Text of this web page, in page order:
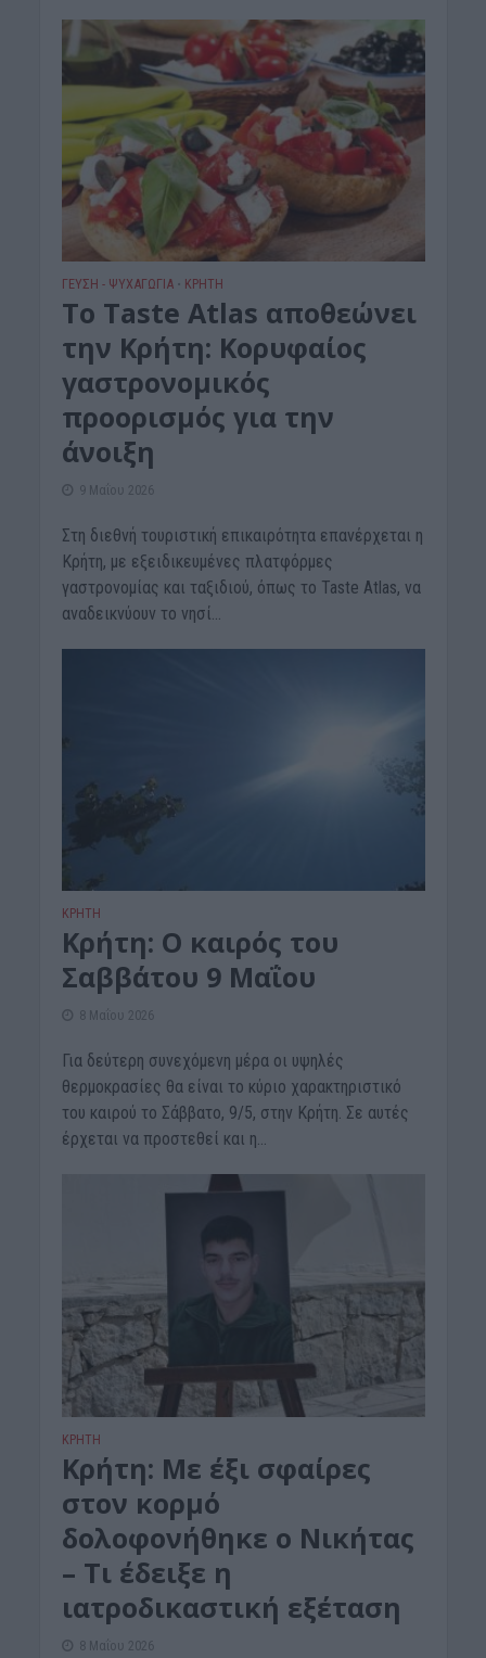
ΓΕΎΣΗ - ΨΥΧΑΓΩΓΊΑ • ΚΡΗΤΗ
Το Taste Atlas αποθεώνει
την Κρήτη: Κορυφαίος
γαστρονομικός
προορισμός για την
άνοιξη
9 Μαΐου 2026
Στη διεθνή τουριστική επικαιρότητα επανέρχεται η
Κρήτη, με εξειδικευμένες πλατφόρμες
γαστρονομίας και ταξιδιού, όπως το Taste Atlas, να
αναδεικνύουν το νησί...
ΚΡΗΤΗ
Kρήτη: Ο καιρός του
Σαββάτου 9 Μαΐου
8 Μαΐου 2026
Για δεύτερη συνεχόμενη μέρα οι υψηλές
θερμοκρασίες θα είναι το κύριο χαρακτηριστικό
του καιρού το Σάββατο, 9/5, στην Κρήτη. Σε αυτές
έρχεται να προστεθεί και η...
ΚΡΗΤΗ
Κρήτη: Με έξι σφαίρες
στον κορμό
δολοφονήθηκε ο Νικήτας
– Τι έδειξε η
ιατροδικαστική εξέταση
8 Μαΐου 2026